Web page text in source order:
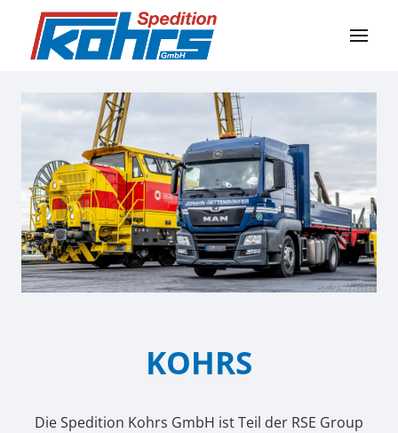
KOHRS
Die Spedition Kohrs GmbH ist Teil der RSE Group